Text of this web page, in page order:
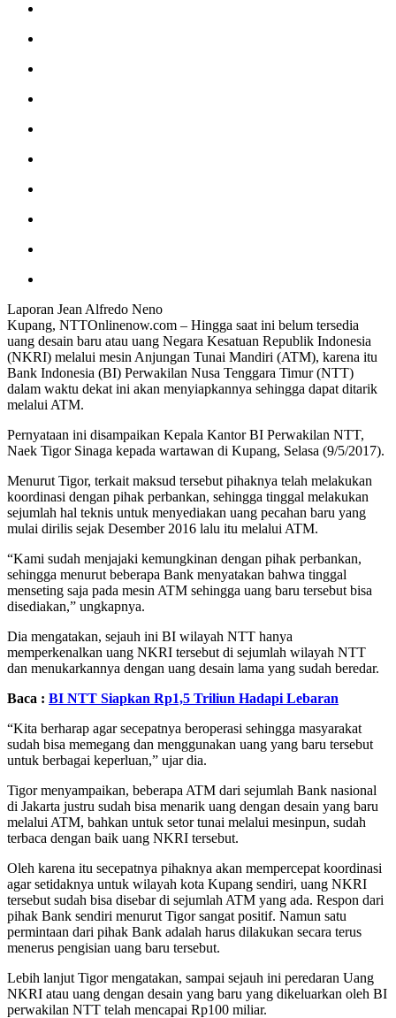
Laporan Jean Alfredo Neno
Kupang, NTTOnlinenow.com – Hingga saat ini belum tersedia
uang desain baru atau uang Negara Kesatuan Republik Indonesia
(NKRI) melalui mesin Anjungan Tunai Mandiri (ATM), karena itu
Bank Indonesia (BI) Perwakilan Nusa Tenggara Timur (NTT)
dalam waktu dekat ini akan menyiapkannya sehingga dapat ditarik
melalui ATM.
Pernyataan ini disampaikan Kepala Kantor BI Perwakilan NTT,
Naek Tigor Sinaga kepada wartawan di Kupang, Selasa (9/5/2017).
Menurut Tigor, terkait maksud tersebut pihaknya telah melakukan
koordinasi dengan pihak perbankan, sehingga tinggal melakukan
sejumlah hal teknis untuk menyediakan uang pecahan baru yang
mulai dirilis sejak Desember 2016 lalu itu melalui ATM.
“Kami sudah menjajaki kemungkinan dengan pihak perbankan,
sehingga menurut beberapa Bank menyatakan bahwa tinggal
menseting saja pada mesin ATM sehingga uang baru tersebut bisa
disediakan,” ungkapnya.
Dia mengatakan, sejauh ini BI wilayah NTT hanya
memperkenalkan uang NKRI tersebut di sejumlah wilayah NTT
dan menukarkannya dengan uang desain lama yang sudah beredar.
Baca : BI NTT Siapkan Rp1,5 Triliun Hadapi Lebaran
“Kita berharap agar secepatnya beroperasi sehingga masyarakat
sudah bisa memegang dan menggunakan uang yang baru tersebut
untuk berbagai keperluan,” ujar dia.
Tigor menyampaikan, beberapa ATM dari sejumlah Bank nasional
di Jakarta justru sudah bisa menarik uang dengan desain yang baru
melalui ATM, bahkan untuk setor tunai melalui mesinpun, sudah
terbaca dengan baik uang NKRI tersebut.
Oleh karena itu secepatnya pihaknya akan mempercepat koordinasi
agar setidaknya untuk wilayah kota Kupang sendiri, uang NKRI
tersebut sudah bisa disebar di sejumlah ATM yang ada. Respon dari
pihak Bank sendiri menurut Tigor sangat positif. Namun satu
permintaan dari pihak Bank adalah harus dilakukan secara terus
menerus pengisian uang baru tersebut.
Lebih lanjut Tigor mengatakan, sampai sejauh ini peredaran Uang
NKRI atau uang dengan desain yang baru yang dikeluarkan oleh BI
perwakilan NTT telah mencapai Rp100 miliar.